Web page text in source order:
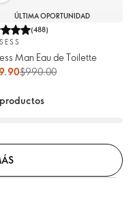
ÚLTIMA OPORTUNIDAD
(488)
Man Eau de Toilette
$990.00